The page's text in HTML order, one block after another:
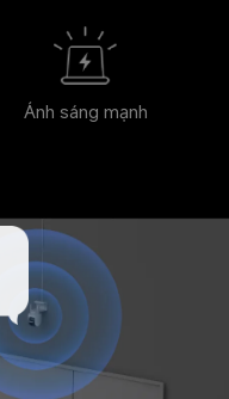
Ánh sáng mạnh